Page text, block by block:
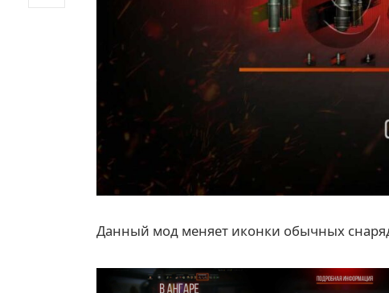
Данный мод меняет иконки обычных